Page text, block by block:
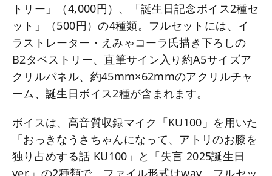
トリー」（4,000円）、「誕生日記念ボイス2種セ
ット」（500円）の4種類。フルセットには、イ
ラストレーター・えみゃコーラ氏描き下ろしの
B2タペストリー、直筆サイン入り約A5サイズア
クリルパネル、約45mm×62mmのアクリルチャ
ーム、誕生日ボイス2種が含まれます。
ボイスは、高音質収録マイク「KU100」を用いた
「おっきなうさちゃんになって、アトリのお膝を
独り占めする話 KU100」と「失言 2025誕生日